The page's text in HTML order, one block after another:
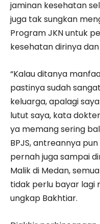
jaminan kesehatan
juga tak sungkan
Program JKN untuk
kesehatan dirinya
“Kalau ditanya
pastinya sudah
keluarga, apalagi
lutut saya, kata
ya memang sering
BPJS, antreannya
pernah juga sampai
Malik di Medan,
tidak perlu bayar lagi
ungkap Bakhtiar.